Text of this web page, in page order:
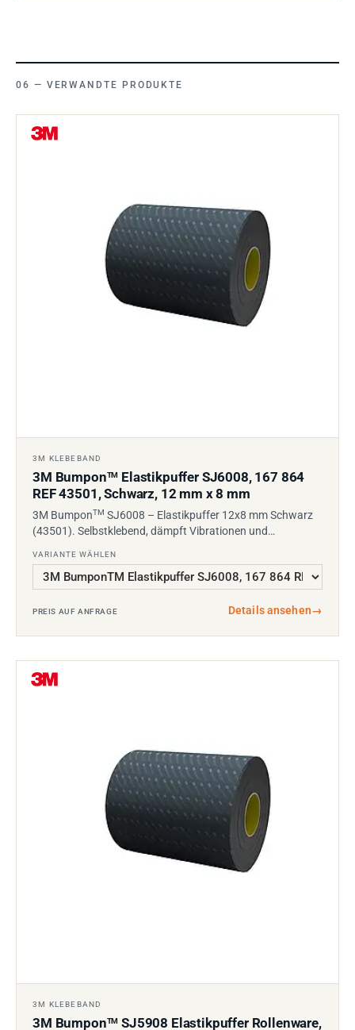
VERWANDTE PRODUKTE
3M KLEBEBAND
3M BumponTM Elastikpuffer SJ6008, 167 864
REF 43501, Schwarz, 12 mm x 8 mm
3M BumponTM SJ6008 – Elastikpuffer 12x8 mm Schwarz
(43501). Selbstklebend, dämpft Vibrationen und…
VARIANTE WÄHLEN
PREIS AUF ANFRAGE Details ansehen→
3M KLEBEBAND
3M BumponTM SJ5908 Elastikpuffer Rollenware,